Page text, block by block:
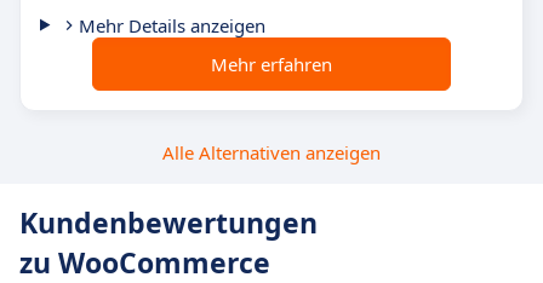
Mehr Details anzeigen
Mehr erfahren
Alle Alternativen anzeigen
Kundenbewertungen
zu WooCommerce